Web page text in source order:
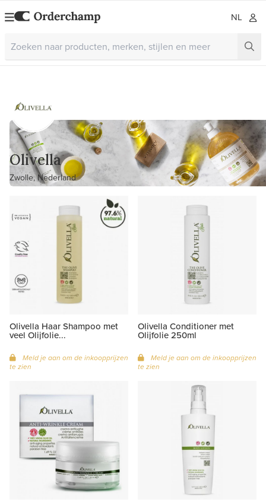
NL
Olivella
Zwolle, Nederland
Olivella Haar Shampoo met
veel Olijfolie...
Meld je aan om de inkoopprijzen
te zien
Olivella Conditioner met
Olijfolie 250ml
Meld je aan om de inkoopprijzen
te zien